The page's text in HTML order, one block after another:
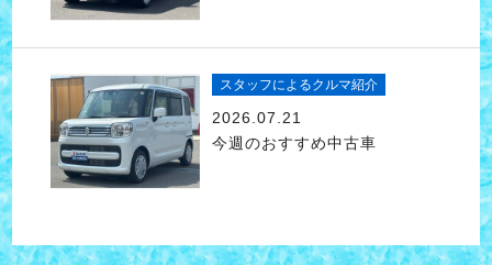
スタッフによるクルマ紹介
2026.07.21
今週のおすすめ中古車